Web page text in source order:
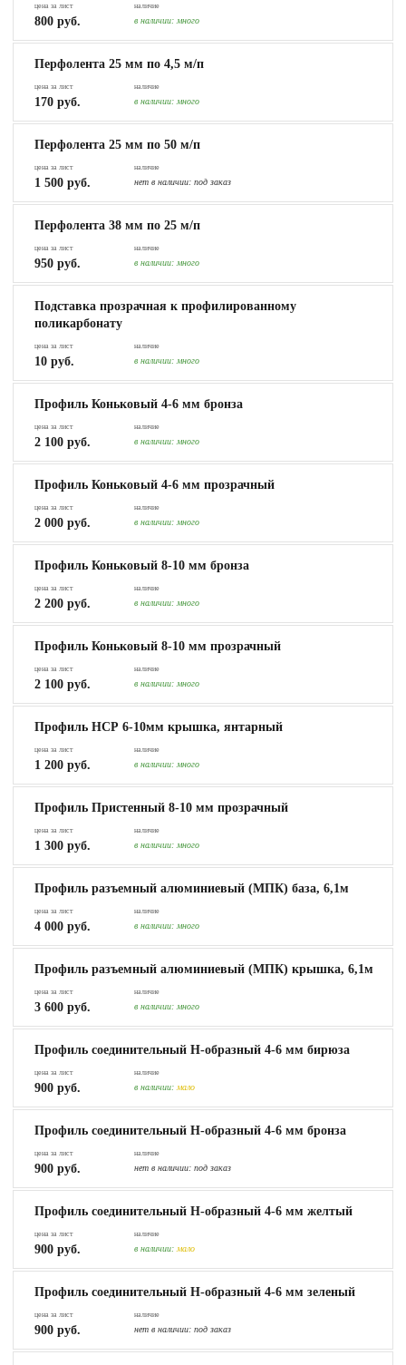
цена за лист
800 руб.
наличие
в наличии: много
Перфолента 25 мм по 4,5 м/п
цена за лист
170 руб.
наличие
в наличии: много
Перфолента 25 мм по 50 м/п
цена за лист
1 500 руб.
наличие
нет в наличии: под заказ
Перфолента 38 мм по 25 м/п
цена за лист
950 руб.
наличие
в наличии: много
Подставка прозрачная к профилированному
поликарбонату
цена за лист
10 руб.
наличие
в наличии: много
Профиль Коньковый 4-6 мм бронза
цена за лист
2 100 руб.
наличие
в наличии: много
Профиль Коньковый 4-6 мм прозрачный
цена за лист
2 000 руб.
наличие
в наличии: много
Профиль Коньковый 8-10 мм бронза
цена за лист
2 200 руб.
наличие
в наличии: много
Профиль Коньковый 8-10 мм прозрачный
цена за лист
2 100 руб.
наличие
в наличии: много
Профиль НСР 6-10мм крышка, янтарный
цена за лист
1 200 руб.
наличие
в наличии: много
Профиль Пристенный 8-10 мм прозрачный
цена за лист
1 300 руб.
наличие
в наличии: много
Профиль разъемный алюминиевый (МПК) база, 6,1м
цена за лист
4 000 руб.
наличие
в наличии: много
Профиль разъемный алюминиевый (МПК) крышка, 6,1м
цена за лист
3 600 руб.
наличие
в наличии: много
Профиль соединительный Н-образный 4-6 мм бирюза
цена за лист
900 руб.
наличие
в наличии: мало
Профиль соединительный Н-образный 4-6 мм бронза
цена за лист
900 руб.
наличие
нет в наличии: под заказ
Профиль соединительный Н-образный 4-6 мм желтый
цена за лист
900 руб.
наличие
в наличии: мало
Профиль соединительный Н-образный 4-6 мм зеленый
цена за лист
900 руб.
наличие
нет в наличии: под заказ